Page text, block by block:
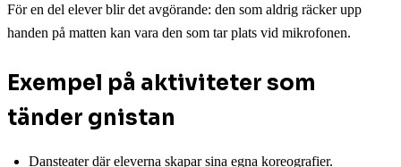
För en del elever blir det avgörande: den som aldrig räcker upp
handen på matten kan vara den som tar plats vid mikrofonen.
Exempel på aktiviteter som
tänder gnistan
Dansteater där eleverna skapar sina egna koreografier.